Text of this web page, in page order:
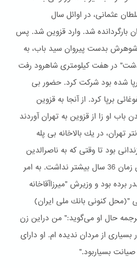
عثمانی، در اوائل سال
بارگردانده شد. وارد قزوین شد. پس
بدست پیروان سید باب، به
در هفت كیلومتری شاهرود رفت
شده بود شركت كرد. حضور بی
برپا كرد. از آنجا به قزوین
او زا از قزوین به تهران آوردند
تهران، در یك بالاخانه بی پله
بود تا وقتی كه به ناصرالدین
شاه تیراندازی شد. دراین زمان 36 سال بیشتر نداشت. به امر
برده بود و وزیرش "میرزاآقاخانه
"(محل كنونی بانك ملی ایران)
حال او می‌گوید:" من دراین زن
از مردان ندیده ام. او دارای
بسیاربود."